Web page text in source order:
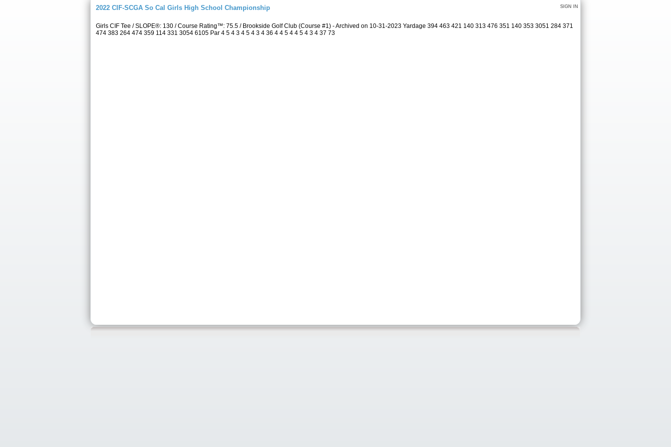
SIGN IN
2022 CIF-SCGA So Cal Girls High School Championship
Girls CIF Tee / SLOPE®: 130 / Course Rating™: 75.5 / Brookside Golf Club (Course #1) - Archived on 10-31-2023 Yardage 394 463 421 140 313 476 351 140 353 3051 284 371
474 383 264 474 359 114 331 3054 6105 Par 4 5 4 3 4 5 4 3 4 36 4 4 5 4 4 5 4 3 4 37 73